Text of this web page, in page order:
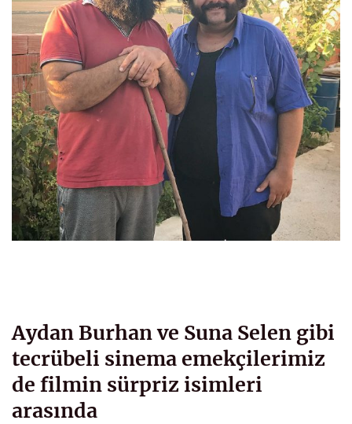
Aydan Burhan ve Suna Selen gibi
tecrübeli sinema emekçilerimiz
de filmin sürpriz isimleri
arasında